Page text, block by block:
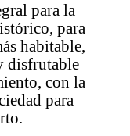
para la
para
habitable,
disfrutable
con la
para